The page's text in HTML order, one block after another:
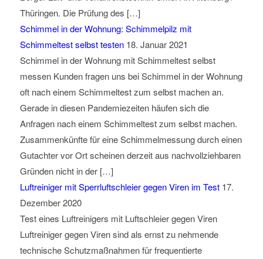
Thüringen. Die Prüfung des […]
Schimmel in der Wohnung: Schimmelpilz mit
Schimmeltest selbst testen 18. Januar 2021
Schimmel in der Wohnung mit Schimmeltest selbst
messen Kunden fragen uns bei Schimmel in der Wohnung
oft nach einem Schimmeltest zum selbst machen an.
Gerade in diesen Pandemiezeiten häufen sich die
Anfragen nach einem Schimmeltest zum selbst machen.
Zusammenkünfte für eine Schimmelmessung durch einen
Gutachter vor Ort scheinen derzeit aus nachvollziehbaren
Gründen nicht in der […]
Luftreiniger mit Sperrluftschleier gegen Viren im Test 17.
Dezember 2020
Test eines Luftreinigers mit Luftschleier gegen Viren
Luftreiniger gegen Viren sind als ernst zu nehmende
technische Schutzmaßnahmen für frequentierte